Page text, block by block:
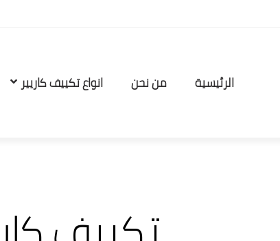
الرئيسية من نحن انواع تكييف كاريير